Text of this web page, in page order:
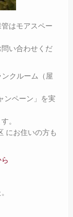
はモアスペー
い合わせくだ
クルーム（屋
ンペーン」を実
。
にお住いの方も